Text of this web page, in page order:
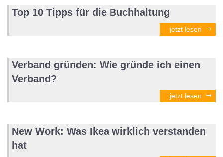
Top 10 Tipps für die Buchhaltung
jetzt lesen
Verband gründen: Wie gründe ich einen
Verband?
jetzt lesen
New Work: Was Ikea wirklich verstanden
hat